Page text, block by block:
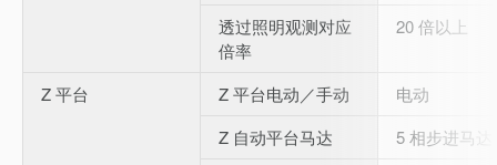
透过照明观测对应
倍率
20 倍以上
Z 平台 Z 平台电动／手动
电动
Z 自动平台马达
5 相步进马达